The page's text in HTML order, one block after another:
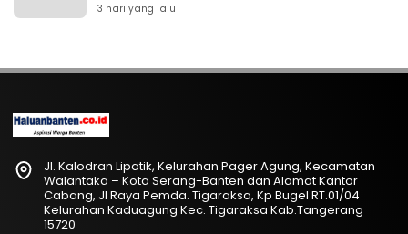
3 hari yang lalu
Jl. Kalodran Lipatik, Kelurahan Pager Agung, Kecamatan
Walantaka – Kota Serang-Banten dan Alamat Kantor
Cabang, Jl Raya Pemda. Tigaraksa, Kp Bugel RT.01/04
Kelurahan Kaduagung Kec. Tigaraksa Kab.Tangerang
15720